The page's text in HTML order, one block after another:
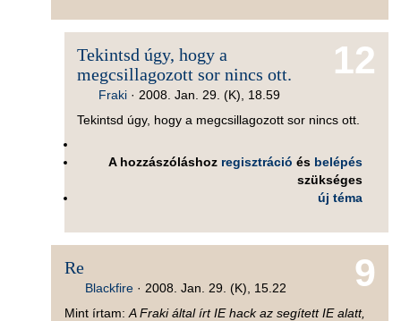
12
Tekintsd úgy, hogy a
megcsillagozott sor nincs ott.
Fraki· 2008. Jan. 29. (K), 18.59
Tekintsd úgy, hogy a megcsillagozott sor nincs ott.
A hozzászóláshoz regisztráció és belépés
szükséges
új téma
9
Re
Blackfire ·2008. Jan. 29. (K), 15.22
Mint írtam: A Fraki által írt IE hack az segített IE alatt,